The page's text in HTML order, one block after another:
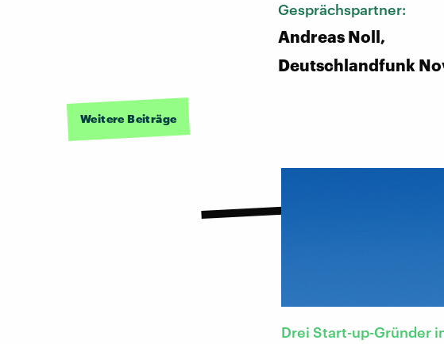
Gesprächspartner:
Andreas Noll,
Deutschlandfunk
Weitere Beiträge
Drei Start-up-Gründer